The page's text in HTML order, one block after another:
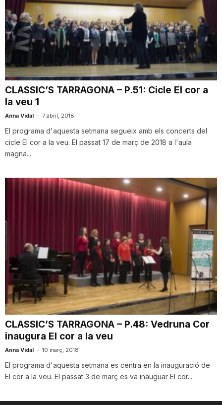
CLASSIC’S TARRAGONA – P.51: Cicle El cor a
la veu 1
Anna Vidal - 7 abril, 2018
El programa d'aquesta setmana segueix amb els concerts del
cicle El cor a la veu. El passat 17 de març de 2018 a l'aula
magna...
CLASSIC’S TARRAGONA – P.48: Vedruna Cor
inaugura El cor a la veu
Anna Vidal - 10 març, 2018
El programa d'aquesta setmana es centra en la inauguració de
El cor a la veu. El passat 3 de març es va inauguar El cor...